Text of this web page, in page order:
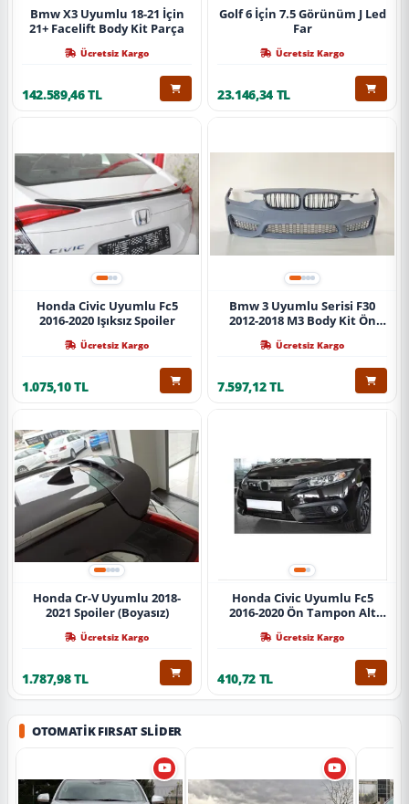
Bmw X3 Uyumlu 18-21 İçin
21+ Facelift Body Kit Parça
Ücretsiz Kargo
142.589,46 TL
Golf 6 İçi̇n 7.5 Görünüm J Led
Far
Ücretsiz Kargo
23.146,34 TL
Honda Civic Uyumlu Fc5
2016-2020 Işıksız Spoiler
Ücretsiz Kargo
1.075,10 TL
Bmw 3 Uyumlu Serisi F30
2012-2018 M3 Body Kit Ön
Ücretsiz Kargo
7.597,12 TL
Honda Cr-V Uyumlu 2018-
2021 Spoiler (Boyasız)
Ücretsiz Kargo
1.787,98 TL
Honda Civic Uyumlu Fc5
2016-2020 Ön Tampon Alt
Ücretsiz Kargo
410,72 TL
OTOMATIK FIRSAT SLIDER